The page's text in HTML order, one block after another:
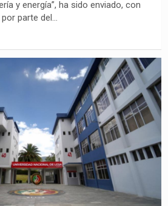
y energía”, ha sido enviado, con
parte del…